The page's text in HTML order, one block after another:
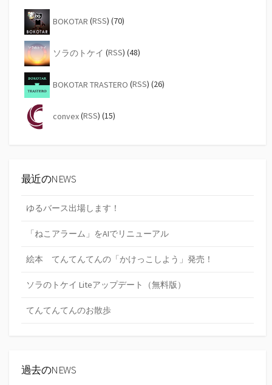
BOKOTAR (RSS) (70)
ソラのトケイ (RSS) (48)
BOKOTAR TRASTERO (RSS) (26)
convex(RSS) (15)
最近のNEWS
ゆるバース出場します！
「ねこアラーム」をAIでリニューアル
絵本 てんてんてんの「かけっこしよう」発売！
ソラのトケイ Liteアップデート（無料版）
てんてんてんのお散歩
過去のNEWS